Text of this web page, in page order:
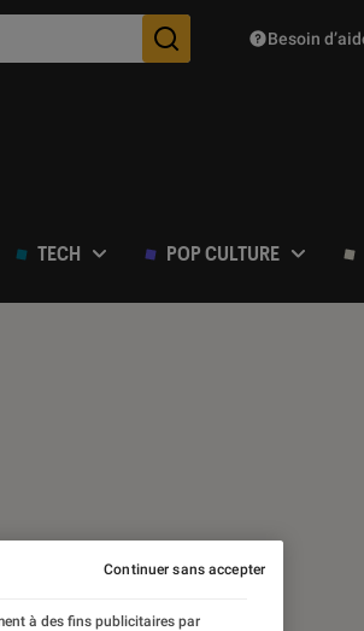
Des suggestions de
Besoin
TECH POP CULTURE
à des fins publicitaires par
Continuer sans accepter